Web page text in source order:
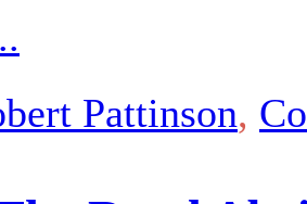
Pattinson,